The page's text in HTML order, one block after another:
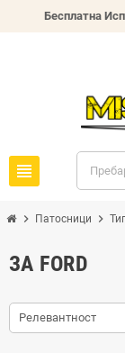
Бесплатна
view_headline
chevron_right Патосници chevron_right
ЗА FORD
Релевантност